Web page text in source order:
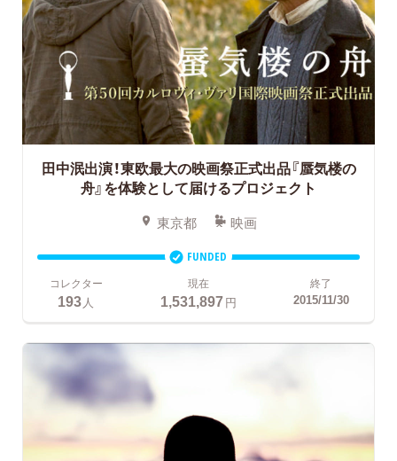
田中泯出演！東欧最大の映画祭正式出品『蜃気楼の
舟』を体験として届けるプロジェクト
東京都 映画
FUNDED
コレクター
193 人
現在
1,531,897円
終了
2015/11/30